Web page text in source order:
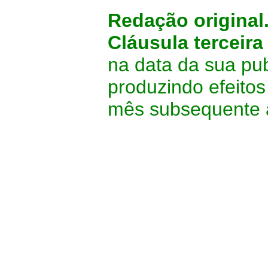
Redação
Cláusula terceira
na data da sua
produzindo
mês